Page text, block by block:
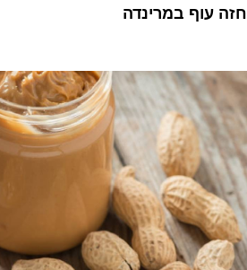
חזה עוף במרינדה